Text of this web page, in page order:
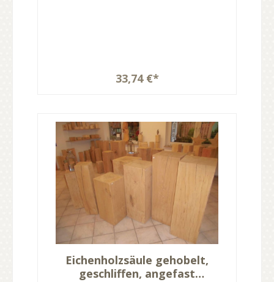
33,74 €*
Eichenholzsäule gehobelt,
geschliffen, angefast